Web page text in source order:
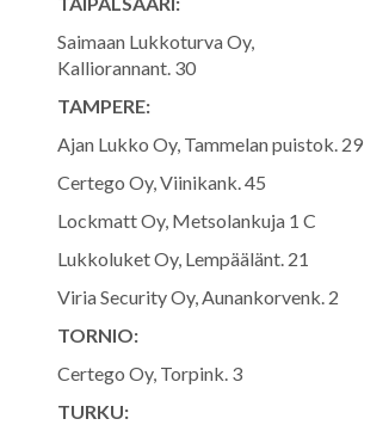
Saimaan Lukkoturva Oy,
Kalliorannant. 30
TAMPERE:
Ajan Lukko Oy, Tammelan puistok. 29
Certego Oy, Viinikank. 45
Lockmatt Oy, Metsolankuja 1 C
Lukkoluket Oy, Lempäälänt. 21
Viria Security Oy, Aunankorvenk. 2
TORNIO:
Certego Oy, Torpink. 3
TURKU: